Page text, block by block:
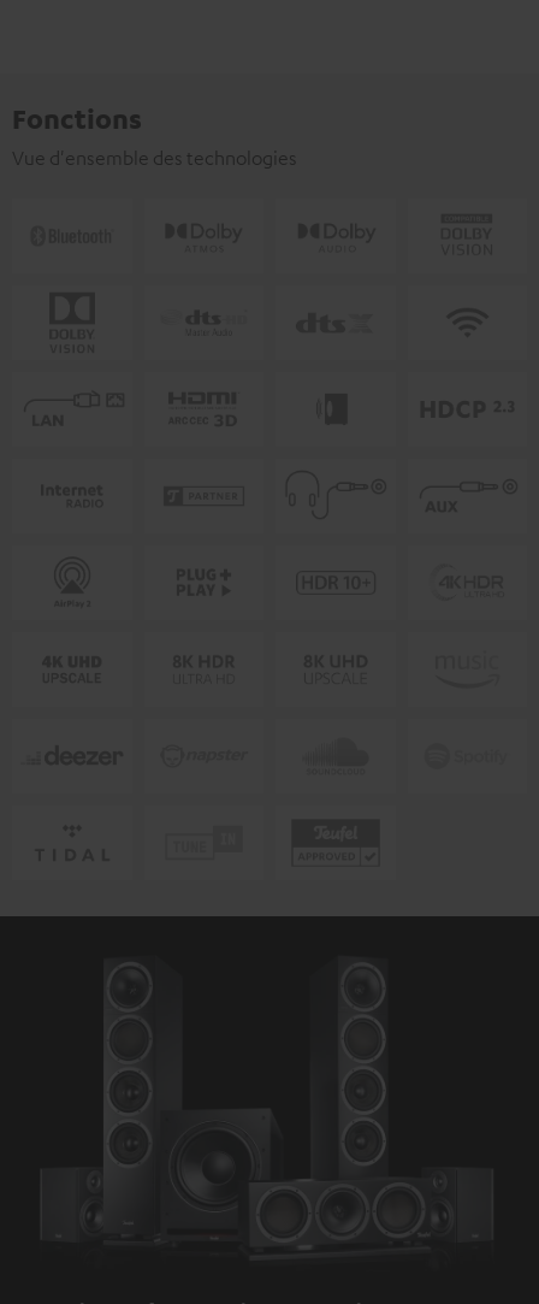
Fonctions
Vue d'ensemble des technologies